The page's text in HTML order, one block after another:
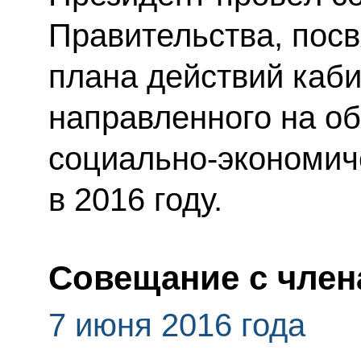
Правительства,
плана действий
направленного на
социально-
в 2016 году.
Совещание с
7 июня 2016 года